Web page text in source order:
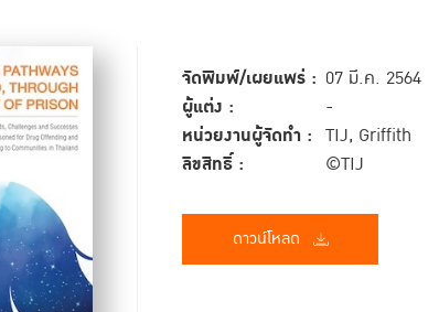
จัดพิมพ์/เผยแพร่ : 07 มี.ค. 2564
ผู้แต่ง :
-
หน่วยงานผู้จัดทำ : TIJ, Griffith
ลิขสิทธิ์ :
©TIJ
ดาวน์โหลด